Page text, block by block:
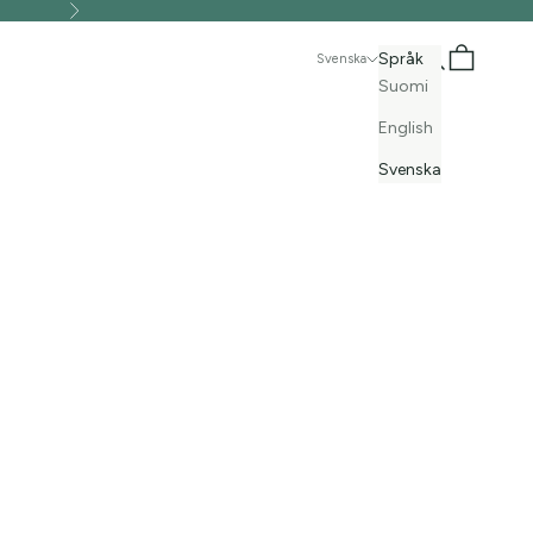
Nästa
Svenska
Språk
Suomi
English
Svenska
Sök Kundvagn